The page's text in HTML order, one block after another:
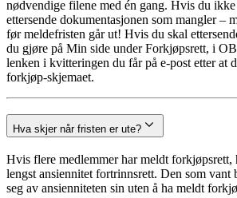
nødvendige filene med én gang. Hvis du
ettersende dokumentasjonen som mangler –
før meldefristen går ut! Hvis du skal
du gjøre på Min side under Forkjøpsrett, i
lenken i kvitteringen du får på e-post etter at
forkjøp-skjemaet.
Hva skjer når fristen er ute?
Hvis flere medlemmer har meldt forkjøpsrett,
lengst ansiennitet fortrinnsrett. Den som vant
seg av ansienniteten sin uten å ha meldt